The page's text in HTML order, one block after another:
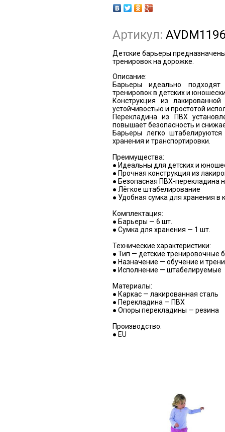
Артикул: AVDM1196
Детские барьеры
тренировок на дорожке.
Описание:
Барьеры идеально
тренировок в детских и
Конструкция из
устойчивостью и простотой
Перекладина из ПВХ
повышает безопасность и
Барьеры легко
хранения и транспортировки.
Преимущества:
● Идеальны для детских и
● Прочная конструкция из
● Безопасная ПВХ-перекладина
● Лёгкое штабелирование
● Удобная сумка для хранения в
Комплектация:
● Барьеры — 6 шт.
● Сумка для хранения — 1 шт.
Технические характеристики:
● Тип — детские тренировочные
● Назначение — обучение и
● Исполнение — штабелируемые
Материалы:
● Каркас — лакированная сталь
● Перекладина — ПВХ
● Опоры перекладины — резина
Производство:
● EU